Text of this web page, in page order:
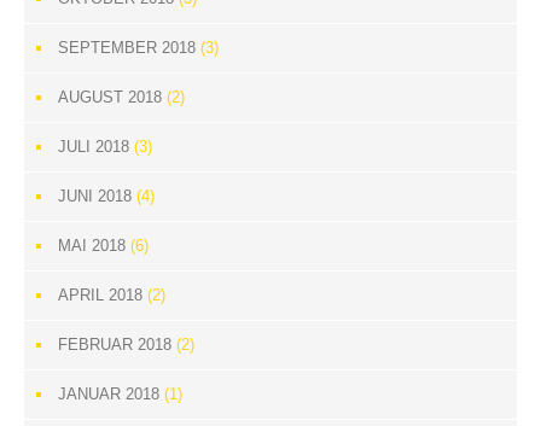
SEPTEMBER 2018 (3)
AUGUST 2018 (2)
JULI 2018 (3)
JUNI 2018 (4)
MAI 2018 (6)
APRIL 2018 (2)
FEBRUAR 2018 (2)
JANUAR 2018 (1)